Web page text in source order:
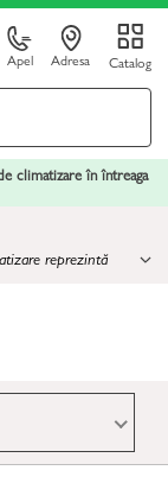
Apel Adresa Catalog
climatizare în întreaga
reprezintă